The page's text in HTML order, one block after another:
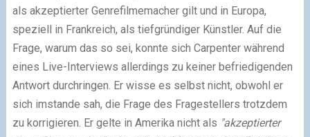
als akzeptierter Genrefilmemacher gilt und in Europa,
speziell in Frankreich, als tiefgründiger Künstler. Auf die
Frage, warum das so sei, konnte sich Carpenter während
eines Live-Interviews allerdings zu keiner befriedigenden
Antwort durchringen. Er wisse es selbst nicht, obwohl er
sich imstande sah, die Frage des Fragestellers trotzdem
zu korrigieren. Er gelte in Amerika nicht als "akzeptierter